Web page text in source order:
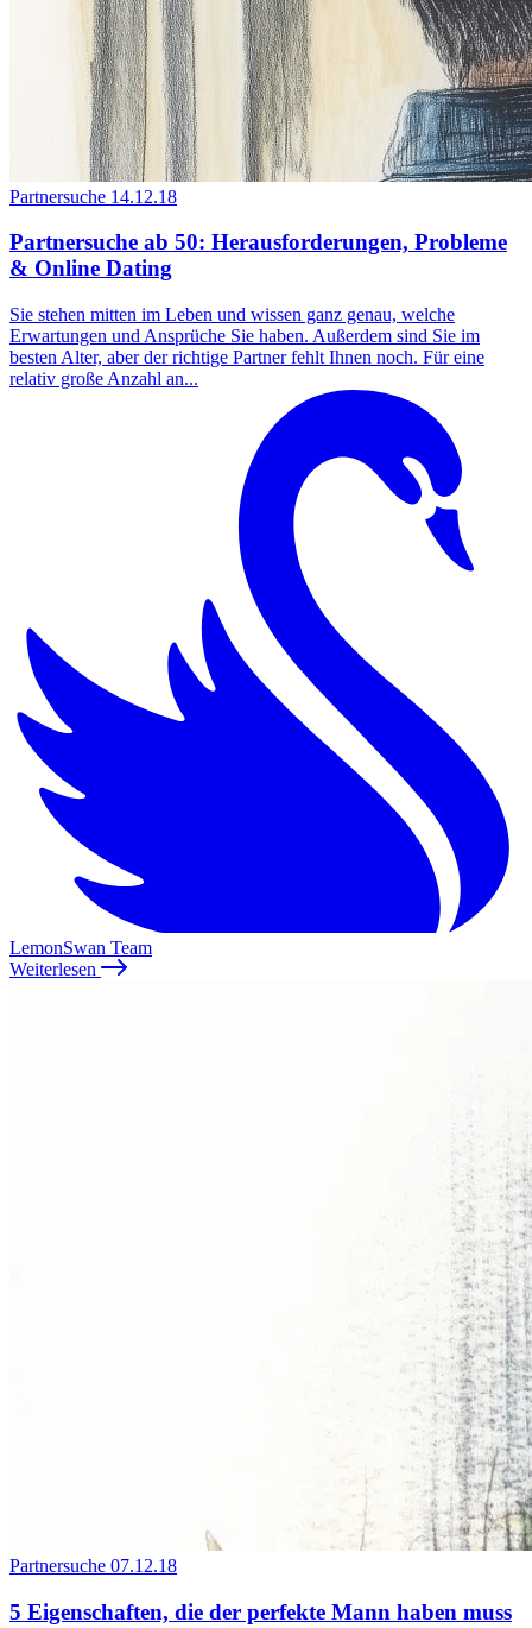
Partnersuche 14.12.18
Partnersuche ab 50: Herausforderungen, Probleme
& Online Dating
Sie stehen mitten im Leben und wissen ganz genau, welche
Erwartungen und Ansprüche Sie haben. Außerdem sind Sie im
besten Alter, aber der richtige Partner fehlt Ihnen noch. Für eine
relativ große Anzahl an...
LemonSwan Team
Weiterlesen
Partnersuche 07.12.18
5 Eigenschaften, die der perfekte Mann haben muss